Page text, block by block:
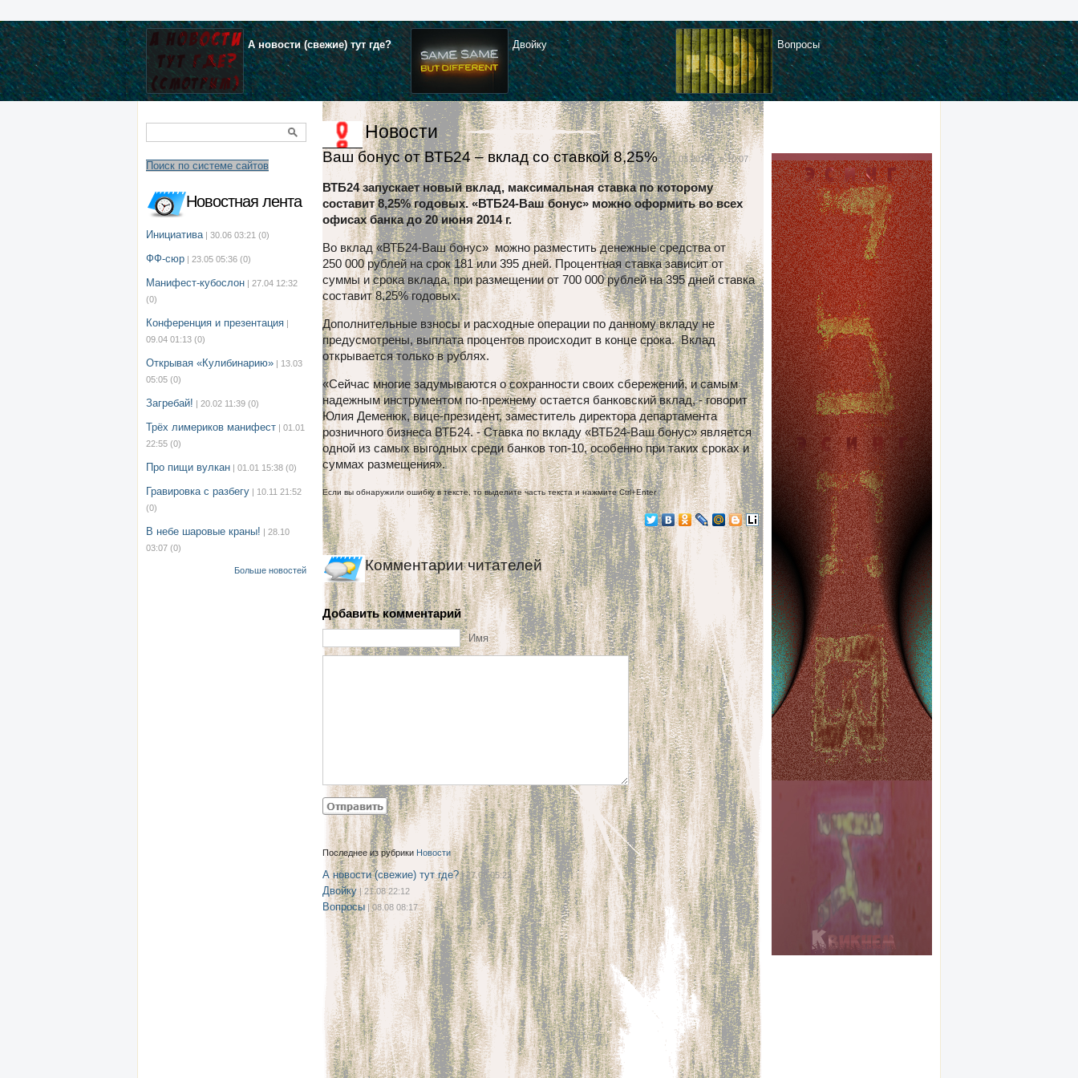
А новости (свежие) тут где? Двойку Вопросы
Поиск по системе сайтов
Новостная лента
Инициатива | 30.06 03:21 (0)
ФФ-сюр | 23.05 05:36 (0)
Манифест-кубослон | 27.04 12:32
(0)
Конференция и презентация |
09.04 01:13 (0)
Открывая «Кулибинарию» | 13.03
05:05 (0)
Загребай! | 20.02 11:39 (0)
Трёх лимериков манифест | 01.01
22:55 (0)
Про пищи вулкан | 01.01 15:38 (0)
Гравировка с разбегу | 10.11 21:52
(0)
В небе шаровые краны! | 28.10
03:07 (0)
Больше новостей
Новости
Ваш бонус от ВТБ24 – вклад со ставкой 8,25%| 21.03.2014 г. в 10:07
ВТБ24 запускает новый вклад, максимальная ставка по которому
составит 8,25% годовых. «ВТБ24-Ваш бонус» можно оформить во всех
офисах банка до 20 июня 2014 г.
Во вклад «ВТБ24-Ваш бонус» можно разместить денежные средства от
250 000 рублей на срок 181 или 395 дней. Процентная ставка зависит от
суммы и срока вклада, при размещении от 700 000 рублей на 395 дней ставка
составит 8,25% годовых.
Дополнительные взносы и расходные операции по данному вкладу не
предусмотрены, выплата процентов происходит в конце срока. Вклад
открывается только в рублях.
«Сейчас многие задумываются о сохранности своих сбережений, и самым
надежным инструментом по-прежнему остается банковский вклад, - говорит
Юлия Деменюк, вице-президент, заместитель директора департамента
розничного бизнеса ВТБ24. - Ставка по вкладу «ВТБ24-Ваш бонус» является
одной из самых выгодных среди банков топ-10, особенно при таких сроках и
суммах размещения».
Если вы обнаружили ошибку в тексте, то выделите часть текста и нажмите Ctrl+Enter
Комментарии читателей
Добавить комментарий
Имя
Последнее из рубрики Новости
А новости (свежие) тут где?| 27.08 05:22
Двойку | 21.08 22:12
Вопросы| 08.08 08:17